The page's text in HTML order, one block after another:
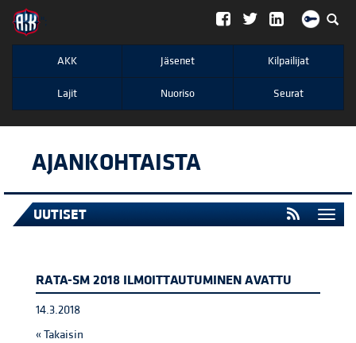
";
AKK Jäsenet Kilpailijat
Lajit Nuoriso Seurat
AJANKOHTAISTA
UUTISET
RATA-SM 2018 ILMOITTAUTUMINEN AVATTU
14.3.2018
« Takaisin